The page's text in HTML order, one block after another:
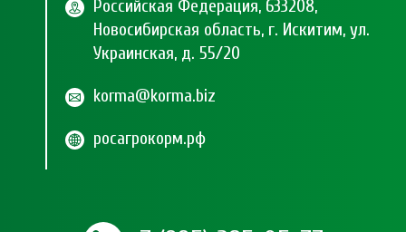
Российская Федерация, 633208,
Новосибирская область, г. Искитим, ул.
Украинская, д. 55/20
korma@korma.biz
росагрокорм.рф